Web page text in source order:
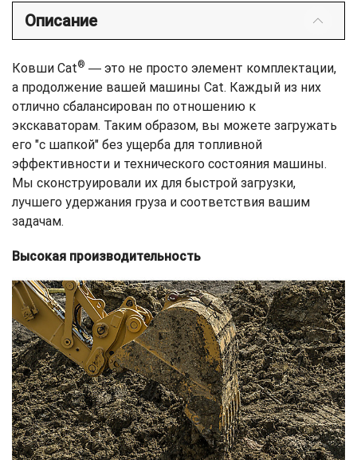
Описание
Ковши Cat® ― это не просто элемент комплектации,
а продолжение вашей машины Cat. Каждый из них
отлично сбалансирован по отношению к
экскаваторам. Таким образом, вы можете загружать
его "с шапкой" без ущерба для топливной
эффективности и технического состояния машины.
Мы сконструировали их для быстрой загрузки,
лучшего удержания груза и соответствия вашим
задачам.
Высокая производительность